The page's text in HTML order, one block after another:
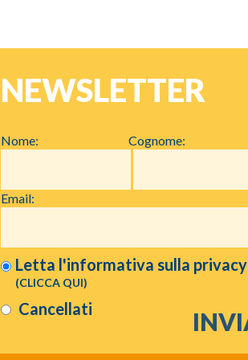
NEWSLETTER
Nome: Cognome:
Email:
Letta l'informativa sulla privacy
(CLICCA QUI)
Cancellati